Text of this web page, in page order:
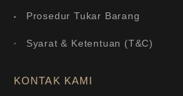
Prosedur Tukar Barang
Syarat & Ketentuan (T&C)
KONTAK KAMI